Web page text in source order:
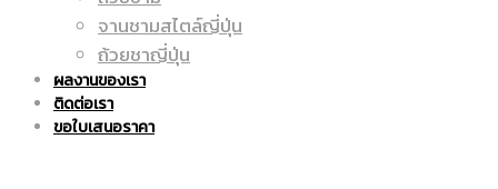
มัค
|
จานชามสไตล์ญี่ปุ่น
ถ้วยชาญี่ปุ่น
ผลงานของเรา
ติดต่อเรา
ขอใบเสนอราคา